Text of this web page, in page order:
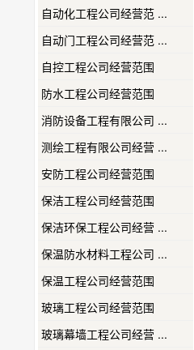
自动化工程公司经营范 ...
自动门工程公司经营范 ...
自控工程公司经营范围
防水工程公司经营范围
消防设备工程有限公司 ...
测绘工程有限公司经营 ...
安防工程公司经营范围
保洁工程公司经营范围
保洁环保工程公司经营 ...
保温防水材料工程公司 ...
保温工程公司经营范围
玻璃工程公司经营范围
玻璃幕墙工程公司经营 ...